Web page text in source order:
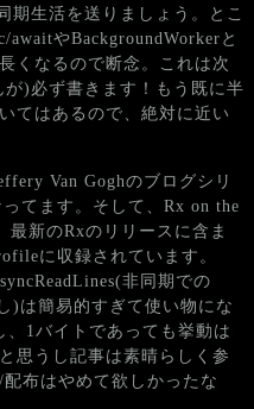
期生活を送りましょう。とこ
awaitやBackgroundWorkerと
くなるので断念。これは次
)必ず書きます！もう既に半
てはあるので、絶対に近い
Van Goghのブログシリ
てます。そして、Rx on the
最新のRxのリリースに含ま
に収録されています。
非同期での
)は簡易的すぎて使い物にな
、1バイトであっても挙動は
思うし記事は素晴らしく参
布はやめて欲しかったな